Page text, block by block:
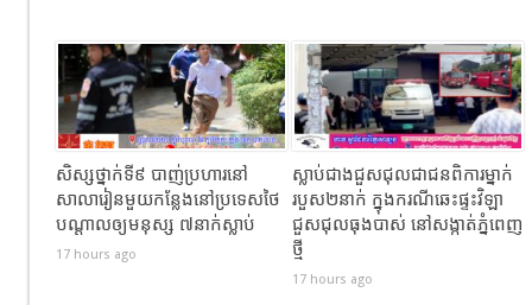
សិស្សថ្នាក់ទី៩ បាញ់ប្រហារនៅ
សាលារៀនមួយកន្លែងនៅប្រទេសថៃ
បណ្តាលឲ្យមនុស្ស ៧នាក់ស្លាប់
17 hours ago
ស្លាប់ជាងជួសជុលជាជនពិការម្នាក់
របួស២នាក់ ក្នុងករណីឆេះផ្ទះវិឡា
ជួសជុលធុងបាស់ នៅសង្កាត់ភ្នំពេញ
ថ្មី
17 hours ago